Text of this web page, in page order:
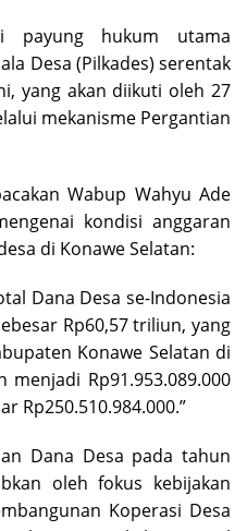
payung hukum utama
Desa (Pilkades) serentak
yang akan diikuti oleh 27
mekanisme Pergantian
Wabup Wahyu Ade
kondisi anggaran
di Konawe Selatan:
Dana Desa se-Indonesia
Rp60,57 triliun, yang
Konawe Selatan di
Rp91.953.089.000
Rp250.510.984.000.”
Dana Desa pada tahun
oleh fokus kebijakan
Koperasi Desa